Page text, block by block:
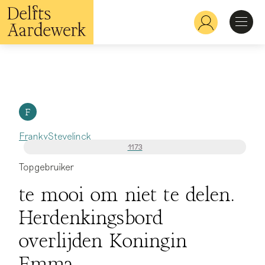
Overslaan
en
naar
de
Hoofdnavigatie
Herkennen
Bekijken
F
FrankyStevelinck
1173
Topgebruiker
te mooi om niet te delen.
Herdenkingsbord
overlijden Koningin